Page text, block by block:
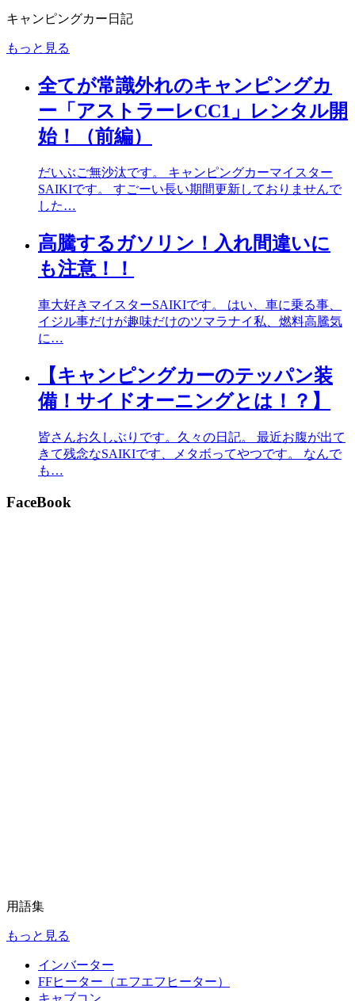
キャンピングカー日記
もっと見る
全てが常識外れのキャンピングカ
ー「アストラーレCC1」レンタル開
始！（前編）
だいぶご無沙汰です。 キャンピングカーマイスター
SAIKIです。 すごーい長い期間更新しておりませんで
した…
高騰するガソリン！入れ間違いに
も注意！！
車大好きマイスターSAIKIです。 はい、車に乗る事、
イジル事だけが趣味だけのツマラナイ私、燃料高騰気
に…
【キャンピングカーのテッパン装
備！サイドオーニングとは！？】
皆さんお久しぶりです。久々の日記。 最近お腹が出て
きて残念なSAIKIです、メタボってやつです。 なんで
も…
FaceBook
用語集
もっと見る
インバーター
FFヒーター（エフエフヒーター）
キャブコン